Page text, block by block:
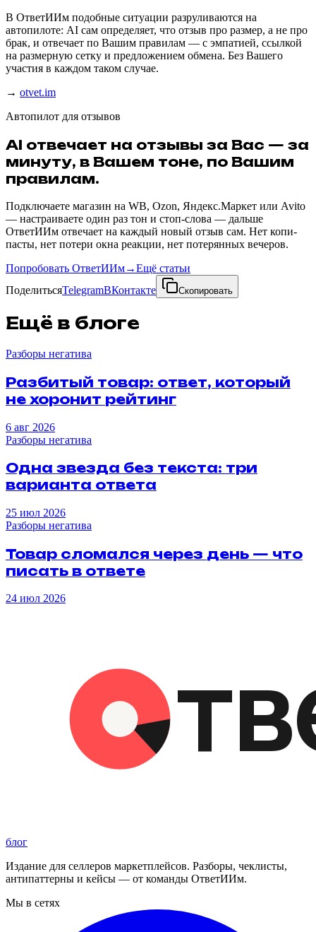
В ОтветИИм подобные ситуации разруливаются на
автопилоте: AI сам определяет, что отзыв про размер, а не про
брак, и отвечает по Вашим правилам — с эмпатией, ссылкой
на размерную сетку и предложением обмена. Без Вашего
участия в каждом таком случае.
→ otvet.im
Автопилот для отзывов
AI отвечает на отзывы за Вас — за
минуту, в Вашем тоне, по Вашим
правилам.
Подключаете магазин на WB, Ozon, Яндекс.Маркет или Avito
— настраиваете один раз тон и стоп-слова — дальше
ОтветИИм отвечает на каждый новый отзыв сам. Нет копи-
пасты, нет потери окна реакции, нет потерянных вечеров.
Попробовать ОтветИИм→Ещё статьи
ПоделитьсяTelegramВКонтакте Скопировать
Ещё в блоге
Разборы негатива
Разбитый товар: ответ, который
не хоронит рейтинг
6 авг 2026
Разборы негатива
Одна звезда без текста: три
варианта ответа
25 июл 2026
Разборы негатива
Товар сломался через день — что
писать в ответе
24 июл 2026
блог
Издание для селлеров маркетплейсов. Разборы, чеклисты,
антипаттерны и кейсы — от команды ОтветИИм.
Мы в сетях